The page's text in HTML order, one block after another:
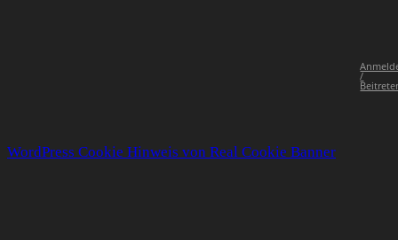
/
WordPress Cookie Hinweis von Real Cookie Banner